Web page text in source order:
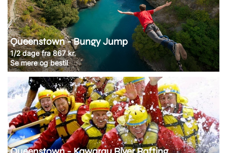
Queenstown - Bungy Jump
1/2 dage fra 867 kr.
Se mere og bestil